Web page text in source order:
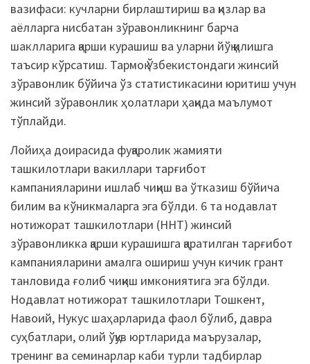
вазифаси: кучларни бирлаштириш ва қизлар ва
аёлларга нисбатан зўравонликнинг барча
шаклларига қарши курашиш ва уларни йўқ қилишга
таъсир кўрсатиш. Тармоқ Ўзбекистондаги жинсий
зўравонлик бўйича ўз статистикасини юритиш учун
жинсий зўравонлик ҳолатлари ҳақида маълумот
тўплайди.
Лойиҳа доирасида фуқаролик жамияти
ташкилотлари вакиллари тарғибот
кампанияларини ишлаб чиқиш ва ўтказиш бўйича
билим ва кўникмаларга эга бўлди. 6 та нодавлат
нотижорат ташкилотлари (ННТ) жинсий
зўравонликка қарши курашишга қаратилган тарғибот
кампанияларини амалга ошириш учун кичик грант
танловида ғолиб чиқиш имкониятига эга бўлди.
Нодавлат нотижорат ташкилотлари Тошкент,
Навоий, Нукус шаҳарларида фаол бўлиб, давра
суҳбатлари, олий ўқув юртларида маърузалар,
тренинг ва семинарлар каби турли тадбирлар